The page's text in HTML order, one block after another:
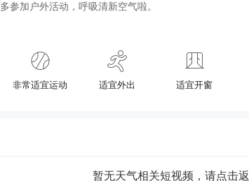
多参加户外活动，呼吸清新空气啦。
非常适宜运动 适宜外出 适宜开窗
暂无天气相关短视频，请点击